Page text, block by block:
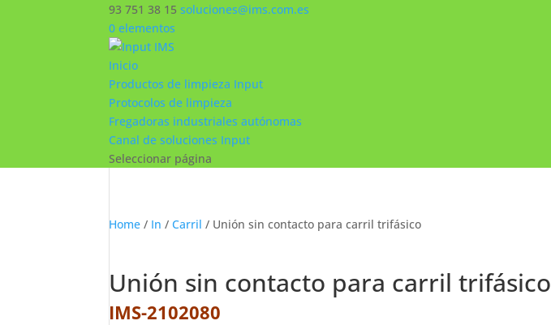
93 751 38 15 soluciones@ims.com.es
0 elementos
Inicio
Productos de limpieza Input
Protocolos de limpieza
Fregadoras industriales autónomas
Canal de soluciones Input
Seleccionar página
Home / In /Carril / Unión sin contacto para carril trifásico
Unión sin contacto para carril trifásico
IMS-2102080